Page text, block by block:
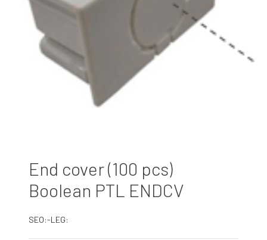
End cover (100 pcs)
Boolean PTL ENDCV
SEO:-LEG: